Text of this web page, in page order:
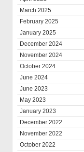
March 2025
February 2025
January 2025
December 2024
November 2024
October 2024
June 2024
June 2023
May 2023
January 2023
December 2022
November 2022
October 2022